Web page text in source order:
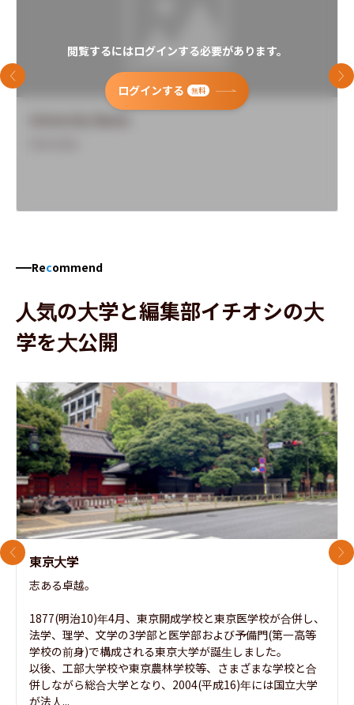
閲覧するにはログインする必要があります。
ログインする 無料
前のスライド 次
Recommend
人気の大学と編集部イチオシの大
学を大公開
東京大学
志ある卓越。
1877(明治10)年4月、東京開成学校と東京医学校が合併し、
法学、理学、文学の3学部と医学部および予備門(第一高等
学校の前身)で構成される東京大学が誕生しました。
以後、工部大学校や東京農林学校等、さまざまな学校と合
併しながら総合大学となり、2004(平成16)年には国立大学
が法人...
前のスライド 次